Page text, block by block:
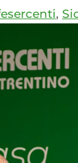
,